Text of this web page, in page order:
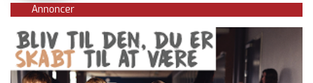
Annoncer